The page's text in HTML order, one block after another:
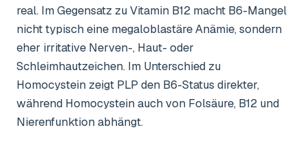
real. Im Gegensatz zu Vitamin B12 macht B6-Mangel
nicht typisch eine megaloblastäre Anämie, sondern
eher irritative Nerven-, Haut- oder
Schleimhautzeichen. Im Unterschied zu
Homocystein zeigt PLP den B6-Status direkter,
während Homocystein auch von Folsäure, B12 und
Nierenfunktion abhängt.